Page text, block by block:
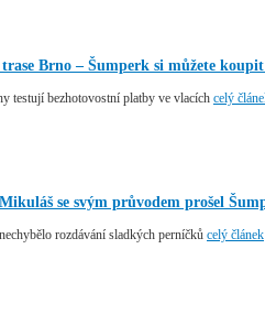
trase Brno – Šumperk si můžete
testují bezhotovostní platby ve vlacích celý
se svým průvodem prošel
rozdávání sladkých perníčků celý článek